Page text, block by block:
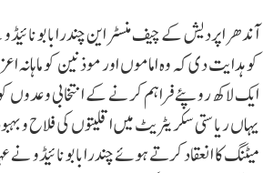
آندھرا پردیش کے چیف منسٹر این چندرابابو
کو ہدایت دی کہ وہ اماموں اور موذنین کو ماہانہ
ایک لاکھ روپئے فراہم کرنے کے انتخابی وعدوں
یہاں ریاستی سکریٹریٹ میں اقلیتوں کی فلاح و
میٹنگ کا انعقاد کرتے ہوئے چندرابابو نائیڈو